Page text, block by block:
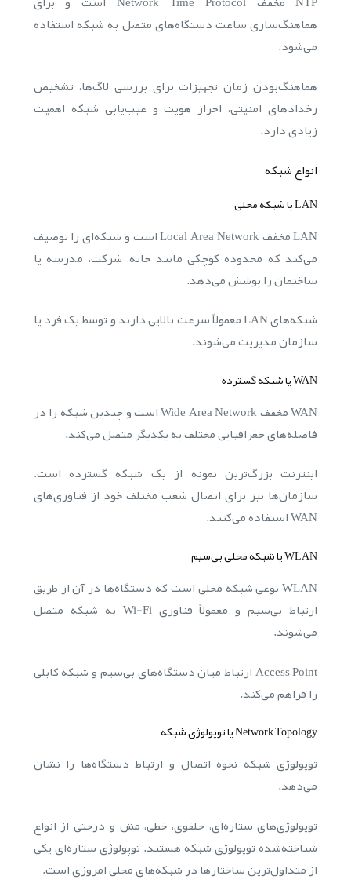
هماهنگ‌سازی ساعت دستگاه‌های متصل به شبکه استفاده
می‌شود.
هماهنگ‌بودن زمان تجهیزات برای بررسی لاگ‌ها، تشخیص
رخدادهای امنیتی، احراز هویت و عیب‌یابی شبکه اهمیت
زیادی دارد.
انواع شبکه
LAN یا شبکه محلی
LAN مخفف Local Area Network است و شبکه‌ای را توصیف
می‌کند که محدوده کوچکی مانند خانه، شرکت، مدرسه یا
ساختمان را پوشش می‌دهد.
شبکه‌های LAN معمولاً سرعت بالایی دارند و توسط یک فرد یا
سازمان مدیریت می‌شوند.
WAN یا شبکه گسترده
WAN مخفف Wide Area Network است و چندین شبکه را در
فاصله‌های جغرافیایی مختلف به یکدیگر متصل می‌کند.
اینترنت بزرگ‌ترین نمونه از یک شبکه گسترده است.
سازمان‌ها نیز برای اتصال شعب مختلف خود از فناوری‌های
WAN استفاده می‌کنند.
WLAN یا شبکه محلی بی‌سیم
WLAN نوعی شبکه محلی است که دستگاه‌ها در آن از طریق
ارتباط بی‌سیم و معمولاً فناوری Wi-Fi به شبکه متصل
می‌شوند.
Access Point ارتباط میان دستگاه‌های بی‌سیم و شبکه کابلی
را فراهم می‌کند.
Network Topology یا توپولوژی شبکه
توپولوژی شبکه نحوه اتصال و ارتباط دستگاه‌ها را نشان
می‌دهد.
توپولوژی‌های ستاره‌ای، حلقوی، خطی، مش و درختی از انواع
شناخته‌شده توپولوژی شبکه هستند. توپولوژی ستاره‌ای یکی
از متداول‌ترین ساختارها در شبکه‌های محلی امروزی است.